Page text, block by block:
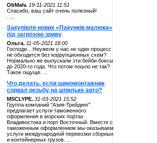
ОbMalv. 19-11-2021 11:51
Спасибо, ваш сайт очень полезный!
Закупівля нових «Пакунків малюка»
під загрозою зриву
Ольга. 11-05-2021 18:00
Господи... Неужели у нас не один процесс
не обходится без коррупционных схем?
Нормально же выпускали эти бейби боксы
до 2020-го года. Что потом пошло не так?
Такое ощуще. ...
Что делать, если шиномонтажник
сорвал резьбу на шпильке авто?
MSCLYPE. 31-03-2021 15:52
Группа компаний "Азия-Трейдинг"
предлагает услуги таможенного
оформления в морских портах
Владивостока и порт Восточный. Вместе с
таможенным оформлением мы оказываем
услуги международной перевозки сборных
и контейнерных грузов. ...